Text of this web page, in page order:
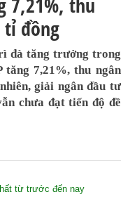
tỉ đồng
đà tăng trưởng trong
tăng 7,21%, thu ngân
giải ngân đầu tư
chưa đạt tiến độ đề
từ trước đến nay